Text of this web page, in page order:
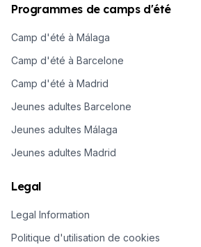
Programmes de camps d'été
Camp d'été à Málaga
Camp d'été à Barcelone
Camp d'été à Madrid
Jeunes adultes Barcelone
Jeunes adultes Málaga
Jeunes adultes Madrid
Legal
Legal Information
Politique d'utilisation de cookies